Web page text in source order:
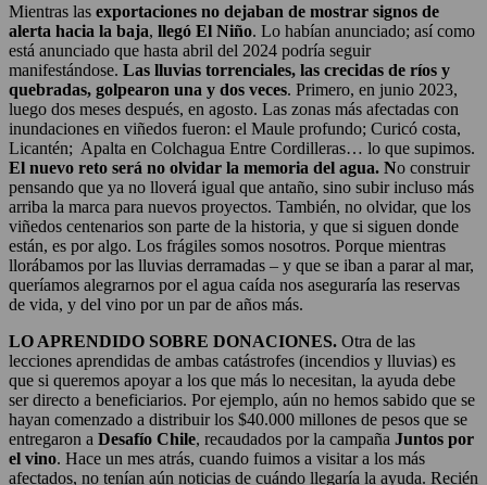
Mientras las exportaciones no dejaban de mostrar signos de
alerta hacia la baja, llegó El Niño. Lo habían anunciado; así como
está anunciado que hasta abril del 2024 podría seguir
manifestándose. Las lluvias torrenciales, las crecidas de ríos y
quebradas, golpearon una y dos veces. Primero, en junio 2023,
luego dos meses después, en agosto. Las zonas más afectadas con
inundaciones en viñedos fueron: el Maule profundo; Curicó costa,
Licantén; Apalta en Colchagua Entre Cordilleras… lo que supimos.
El nuevo reto será no olvidar la memoria del agua. No construir
pensando que ya no lloverá igual que antaño, sino subir incluso más
arriba la marca para nuevos proyectos. También, no olvidar, que los
viñedos centenarios son parte de la historia, y que si siguen donde
están, es por algo. Los frágiles somos nosotros. Porque mientras
llorábamos por las lluvias derramadas – y que se iban a parar al mar,
queríamos alegrarnos por el agua caída nos aseguraría las reservas
de vida, y del vino por un par de años más.
LO APRENDIDO SOBRE DONACIONES. Otra de las
lecciones aprendidas de ambas catástrofes (incendios y lluvias) es
que si queremos apoyar a los que más lo necesitan, la ayuda debe
ser directo a beneficiarios. Por ejemplo, aún no hemos sabido que se
hayan comenzado a distribuir los $40.000 millones de pesos que se
entregaron a Desafío Chile, recaudados por la campaña Juntos por
el vino. Hace un mes atrás, cuando fuimos a visitar a los más
afectados, no tenían aún noticias de cuándo llegaría la ayuda. Recién